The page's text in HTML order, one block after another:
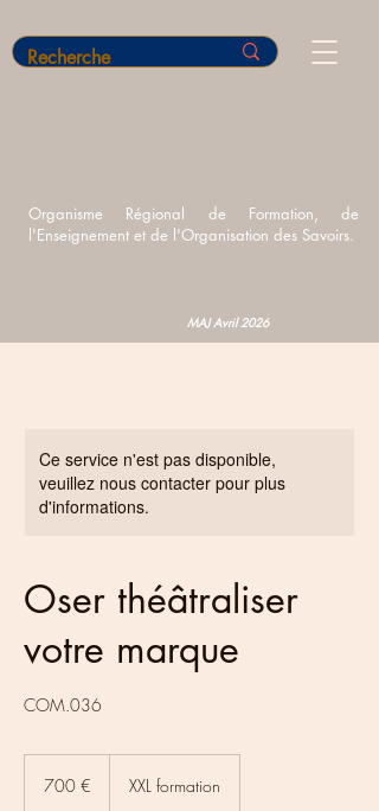
Organisme Régional de Formation, de
l'Enseignement et de l'Organisation des Savoirs.
MAJ Avril 2026
Ce service n'est pas disponible,
veuillez nous contacter pour plus
d'informations.
Oser théâtraliser
votre marque
COM.036
700 € XXL formation